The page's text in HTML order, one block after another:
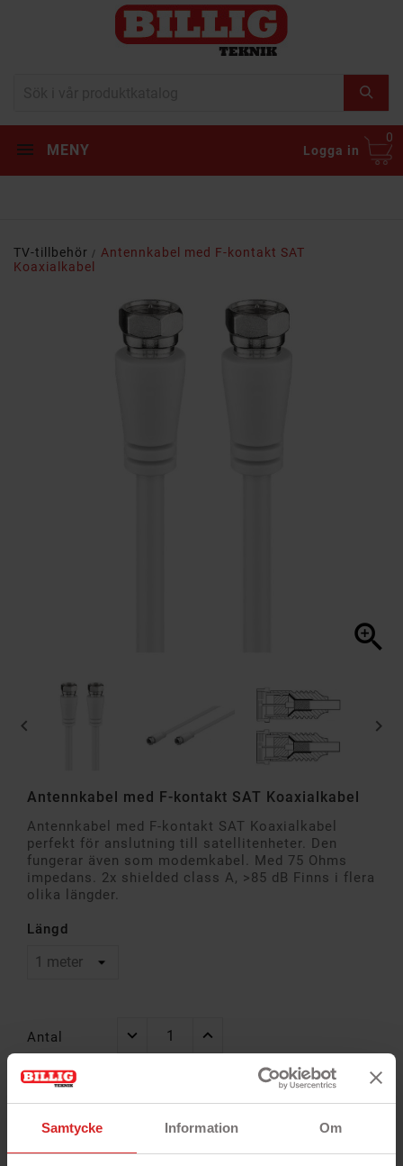
Samtycke Information Om
MENY Logga in
0
TV-tillbehör
Antennkabel med F-kontakt SAT
Koaxialkabel

 
Antennkabel med F-kontakt SAT Koaxialkabel
Antennkabel med F-kontakt SAT Koaxialkabel
perfekt för anslutning till satellitenheter. Den
fungerar även som modemkabel. Med 75 Ohms
impedans. 2x shielded class A, >85 dB Finns i flera
olika längder.
Längd
Antal
garanti
leverans
köp